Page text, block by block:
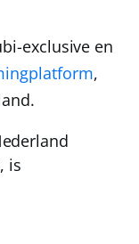
exclusive en
,
is